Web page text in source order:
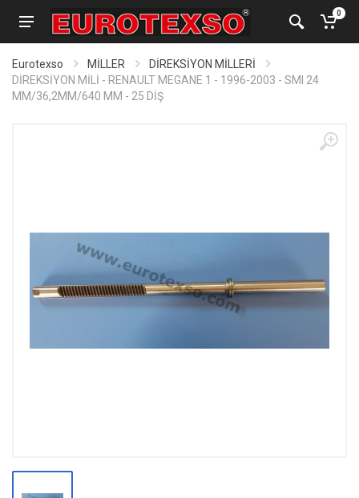
0
Eurotexso MİLLER
DİREKSİYON MİLLERİ
DİREKSİYON MİLİ - RENAULT MEGANE 1 - 1996-2003 - SMI 24
MM/36,2MM/640 MM - 25 DİŞ